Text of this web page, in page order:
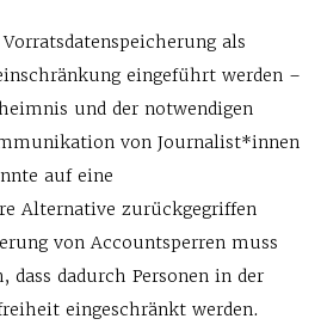
als
eingeführt werden –
und der notwendigen
von Journalist*innen
auf eine
Alternative zurückgegriffen
von Accountsperren muss
dass dadurch Personen in der
eingeschränkt werden.